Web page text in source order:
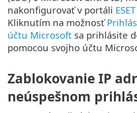
nakonfigurovať v portáli
Kliknutím na možnosť
účtu Microsoft sa prihlásite
pomocou svojho účtu
Zablokovanie IP
neúspešnom